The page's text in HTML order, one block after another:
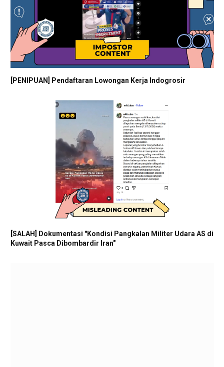
[PENIPUAN] Pendaftaran Lowongan Kerja Indogrosir
[SALAH] Dokumentasi "Kondisi Pangkalan Militer Udara AS di
Kuwait Pasca Dibombardir Iran"